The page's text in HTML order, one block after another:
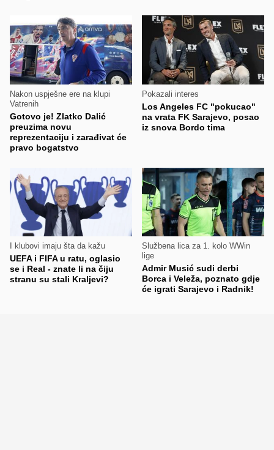
Nakon uspješne ere na klupi
Vatrenih
Gotovo je! Zlatko Dalić
preuzima novu
reprezentaciju i zarađivat će
pravo bogatstvo
Pokazali interes
Los Angeles FC "pokucao"
na vrata FK Sarajevo, posao
iz snova Bordo tima
I klubovi imaju šta da kažu
UEFA i FIFA u ratu, oglasio
se i Real - znate li na čiju
stranu su stali Kraljevi?
Službena lica za 1. kolo WWin
lige
Admir Musić sudi derbi
Borca i Veleža, poznato gdje
će igrati Sarajevo i Radnik!